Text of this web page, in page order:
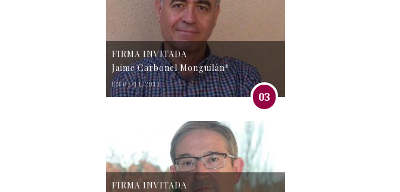
FIRMA INVITADA
Jaime Carbonel Monguilán*
EN 05/11/2016
03
FIRMA INVITADA